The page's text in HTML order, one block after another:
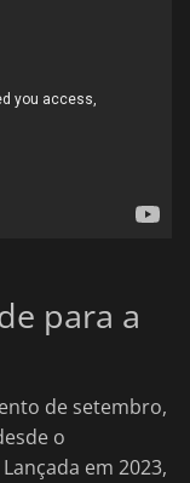
para a
de setembro,
o
Lançada em 2023,